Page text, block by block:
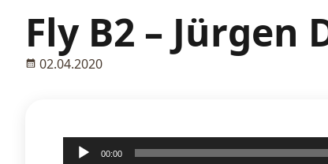
Fly B2 – Jürgen
02.04.2020
Audio-00:00